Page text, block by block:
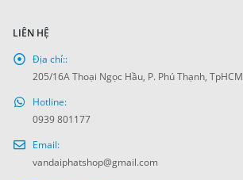
LIÊN HỆ
Địa chỉ::
205/16A Thoại Ngọc Hầu, P. Phú Thạnh, TpHCM
Hotline:
0939 801177
Email:
vandaiphatshop@gmail.com